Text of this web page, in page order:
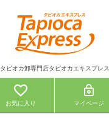
タピオカ卸専門店タピオカエキスプレス
お気に入り マイページ